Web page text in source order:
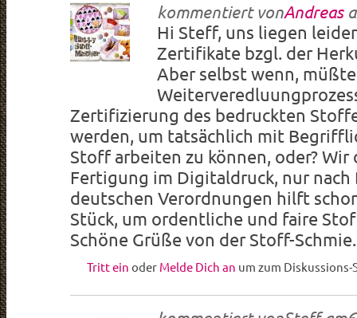
kommentiert vonAndreas
Hi Steff, uns liegen
Zertifikate bzgl. der
Aber selbst wenn,
Zertifizierung des bedruckten
werden, um tatsächlich mit
Stoff arbeiten zu können, oder? Wir
Fertigung im Digitaldruck, nur nach
deutschen Verordnungen hilft
Stück, um ordentliche und faire
Schöne Grüße von der Stoff-
Tritt ein oder Melde Dich an um zum